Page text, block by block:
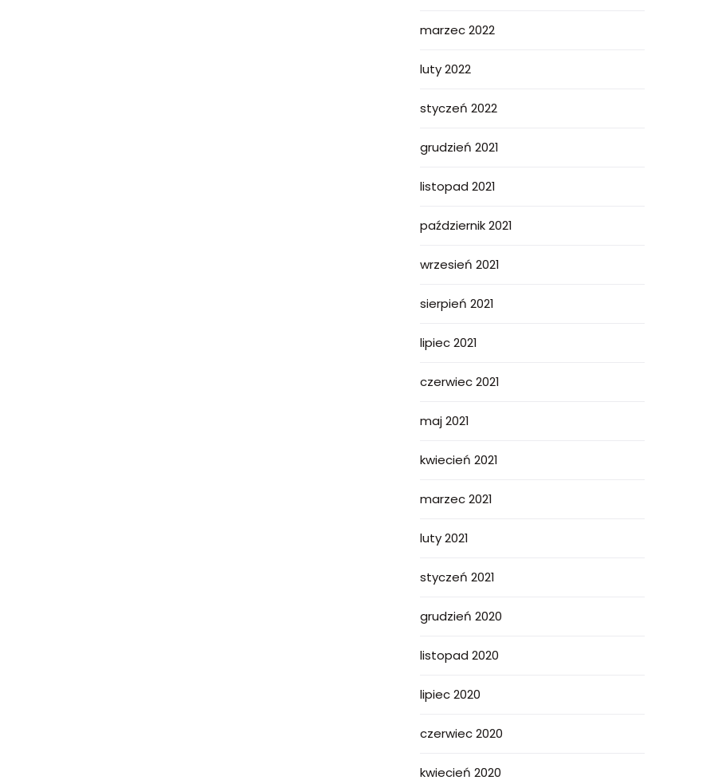
marzec 2022
luty 2022
styczeń 2022
grudzień 2021
listopad 2021
październik 2021
wrzesień 2021
sierpień 2021
lipiec 2021
czerwiec 2021
maj 2021
kwiecień 2021
marzec 2021
luty 2021
styczeń 2021
grudzień 2020
listopad 2020
lipiec 2020
czerwiec 2020
kwiecień 2020